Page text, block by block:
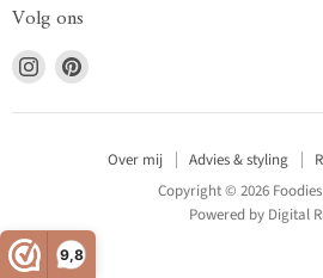
9,8
Volg ons
Vind
ons
op
Vind
op
Over mij Advies & styling
Copyright © 2026
Powered by Digital